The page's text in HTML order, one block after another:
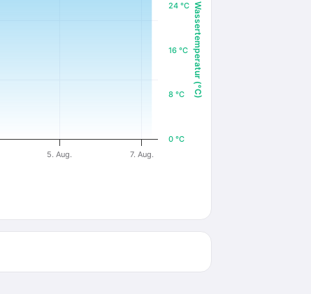
Wassertemperatur (°C)
5. Aug. 7. Aug.
0 °C
8 °C
16 °C
24 °C